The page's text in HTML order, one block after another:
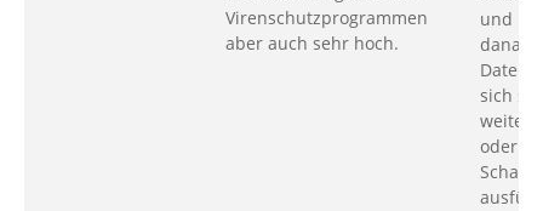
Virenschutzprogrammen
aber auch sehr hoch.
und
sich
oder